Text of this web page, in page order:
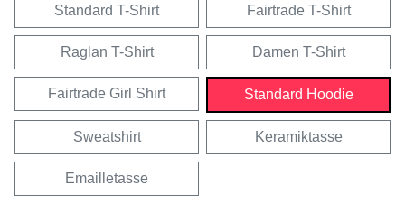
Standard T-Shirt Fairtrade T-Shirt
Raglan T-Shirt Damen T-Shirt
Fairtrade Girl Shirt Standard Hoodie
Sweatshirt Keramiktasse
Emailletasse